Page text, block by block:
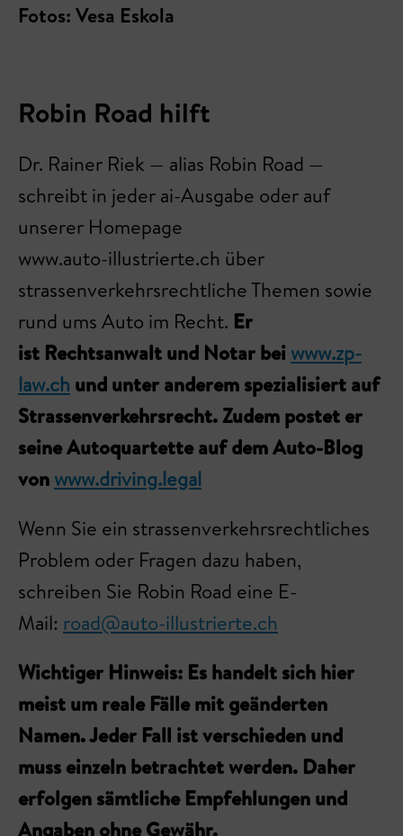
Fotos: Vesa Eskola
Robin Road hilft
Dr. Rainer Riek — alias Robin Road —
schreibt in jeder ai-Ausgabe oder auf
unserer Homepage
www.auto-illustrierte.ch über
strassenverkehrsrechtliche Themen sowie
rund ums Auto im Recht. Er
ist Rechtsanwalt und Notar bei www.zp-
law.ch und unter anderem spezialisiert auf
Strassenverkehrsrecht. Zudem postet er
seine Autoquartette auf dem Auto-Blog
von www.driving.legal
Wenn Sie ein strassenverkehrsrechtliches
Problem oder Fragen dazu haben,
schreiben Sie Robin Road eine E-
Mail: road@auto-illustrierte.ch
Wichtiger Hinweis: Es handelt sich hier
meist um reale Fälle mit geänderten
Namen. Jeder Fall ist verschieden und
muss einzeln betrachtet werden. Daher
erfolgen sämtliche Empfehlungen und
Angaben ohne Gewähr.